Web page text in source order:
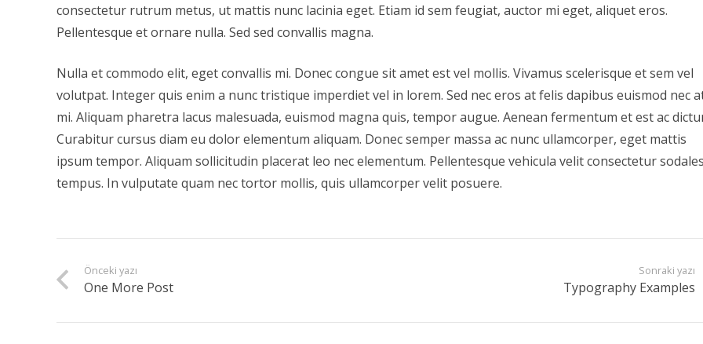
consectetur rutrum metus, ut mattis nunc lacinia eget. Etiam id sem feugiat, auctor mi eget, aliquet eros.
Pellentesque et ornare nulla. Sed sed convallis magna.
Nulla et commodo elit, eget convallis mi. Donec congue sit amet est vel mollis. Vivamus scelerisque et sem vel
volutpat. Integer quis enim a nunc tristique imperdiet vel in lorem. Sed nec eros at felis dapibus euismod nec
mi. Aliquam pharetra lacus malesuada, euismod magna quis, tempor augue. Aenean fermentum et est ac
Curabitur cursus diam eu dolor elementum aliquam. Donec semper massa ac nunc ullamcorper, eget mattis
ipsum tempor. Aliquam sollicitudin placerat leo nec elementum. Pellentesque vehicula velit consectetur sodales
tempus. In vulputate quam nec tortor mollis, quis ullamcorper velit posuere.
Önceki yazı
One More Post
Sonraki yazı
Typography Examples